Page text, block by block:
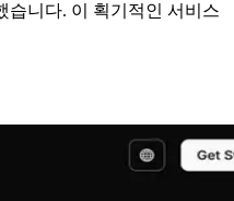
습니다. 이 획기적인 서비스